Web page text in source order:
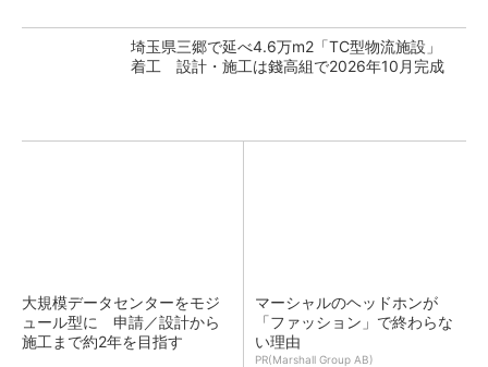
埼玉県三郷で延べ4.6万m2「TC型物流施設」
着工 設計・施工は錢高組で2026年10月完成
大規模データセンターをモジ
ュール型に 申請／設計から
施工まで約2年を目指す
マーシャルのヘッドホンが
「ファッション」で終わらな
い理由
PR(Marshall Group AB)